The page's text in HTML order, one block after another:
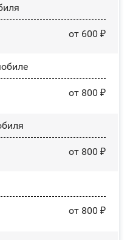
от 600 ₽
от 800 ₽
от 800 ₽
от 800 ₽